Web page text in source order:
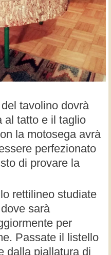
tavolino dovrà
al tatto e il taglio
la motosega avrà
perfezionato
di provare la
rettilineo studiate
sarà
per
Passate il listello
dalla piallatura di